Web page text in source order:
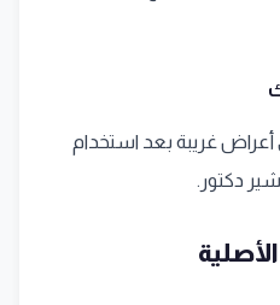
غريبة بعد استخدام
دكتور.